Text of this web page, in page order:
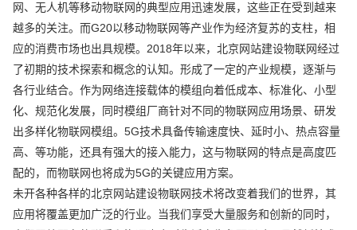
网、无人机等移动物联网的典型应用迅速发展，这些正在受到越来
越多的关注。而G20以移动物联网等产业作为经济复苏的支柱，相
应的消费市场也出具规模。2018年以来，北京网站建设物联网经过
了初期的技术探索和概念的认知。形成了一定的产业规模，逐渐与
各行业结合。作为网络连接载体的模组向着低成本、标准化、小型
化、规范化发展，同时模组厂商针对不同的物联网应用场景、研发
出多样化物联网模组。5G技术具备传输速度快、延时小、热点容量
高、等功能，还具有强大的接入能力，这与物联网的特点是高度匹
配的，而物联网也将成为5G的关键应用方案。
未开各种各样的北京网站建设物联网技术将改变着我们的世界，其
应用将覆盖更加广泛的行业。当我们享受大量服务和创新的同时，